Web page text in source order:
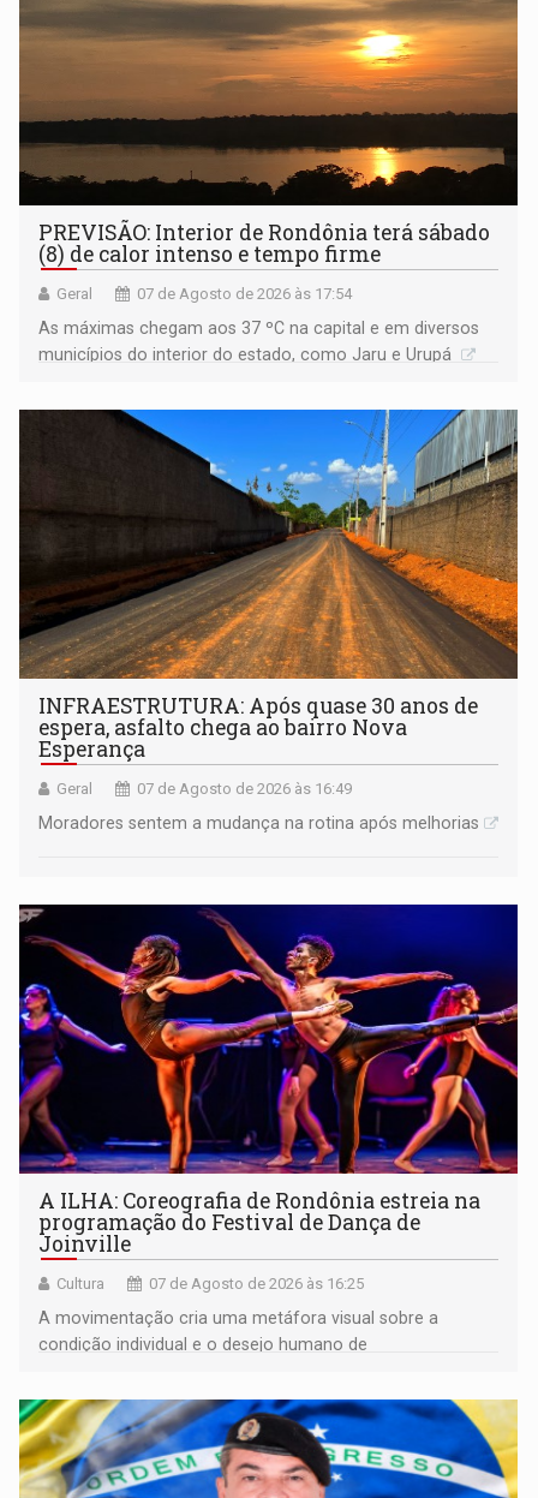
PREVISÃO: Interior de Rondônia terá sábado
(8) de calor intenso e tempo firme
Geral 07 de Agosto de 2026 às 17:54
As máximas chegam aos 37 ºC na capital e em diversos
municípios do interior do estado, como Jaru e Urupá
INFRAESTRUTURA: Após quase 30 anos de
espera, asfalto chega ao bairro Nova
Esperança
Geral 07 de Agosto de 2026 às 16:49
Moradores sentem a mudança na rotina após melhorias
A ILHA: Coreografia de Rondônia estreia na
programação do Festival de Dança de
Joinville
Cultura 07 de Agosto de 2026 às 16:25
A movimentação cria uma metáfora visual sobre a
condição individual e o desejo humano de